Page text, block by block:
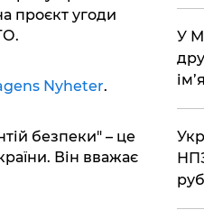
проєкт угоди
Nyheter.
безпеки" – це
Він вважає
​У
ім’я